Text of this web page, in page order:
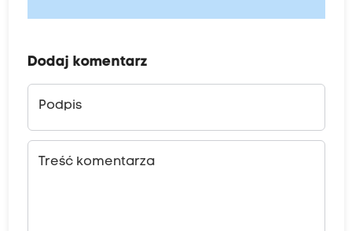
Dodaj komentarz
Podpis
Treść komentarza